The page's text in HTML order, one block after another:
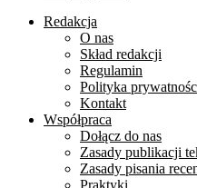
Redakcja
O nas
Skład redakcji
Regulamin
Polityka
Kontakt
Współpraca
Dołącz do nas
Zasady publikacji
Zasady pisania